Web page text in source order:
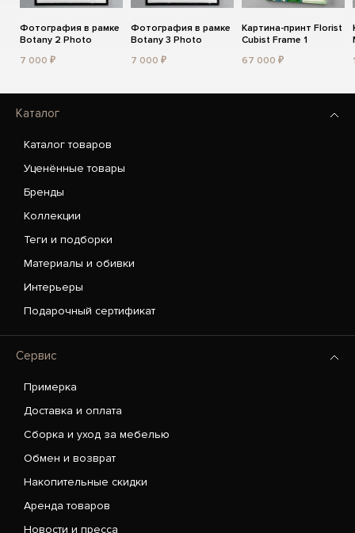
Фотография в рамке
Botany 2 Photo
7 000 ₽
Фотография в рамке
Botany 3 Photo
7 000 ₽
Картина-принт Florist
Cubist Frame 1
67 000 ₽
Каталог
Каталог товаров
Уценённые товары
Бренды
Коллекции
Теги и подборки
Материалы и обивки
Интерьеры
Подарочный сертификат
Сервис
Примерка
Доставка и оплата
Сборка и уход за мебелью
Обмен и возврат
Накопительные скидки
Аренда товаров
Новости и пресса